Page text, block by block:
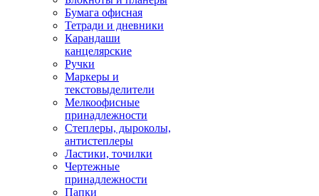
Бумага офисная
Тетради и дневники
Карандаши
канцелярские
Ручки
Маркеры и
текстовыделители
Мелкоофисные
принадлежности
Степлеры, дыроколы,
антистеплеры
Ластики, точилки
Чертежные
принадлежности
Папки